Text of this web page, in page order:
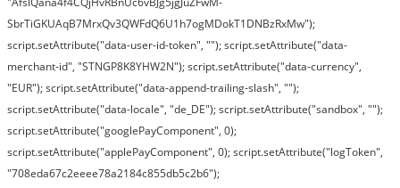
SbrTiGKUAqB7MrxQv3QWFdQ6U1h7ogMDokT1DNBzRxMw");
script.setAttribute("data-user-id-token", ""); script.setAttribute("data-
merchant-id", "STNGP8K8YHW2N"); script.setAttribute("data-currency",
"EUR"); script.setAttribute("data-append-trailing-slash", "");
script.setAttribute("data-locale", "de_DE"); script.setAttribute("sandbox", "");
script.setAttribute("googlePayComponent", 0);
script.setAttribute("applePayComponent", 0); script.setAttribute("logToken",
"708eda67c2eeee78a2184c855db5c2b6");